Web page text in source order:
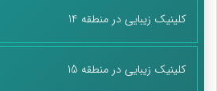
کلینیک زیبایی در منطقه 14
کلینیک زیبایی در منطقه 15